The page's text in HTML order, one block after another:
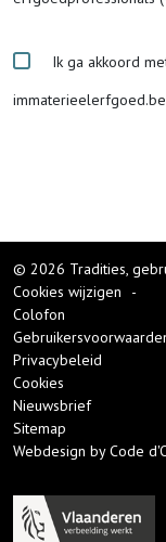
Ik ga akkoord
© 2026 Tradities,
Cookies wijzigen
-
Colofon
Privacybeleid
Cookies
Nieuwsbrief
Sitemap
Webdesign by Code